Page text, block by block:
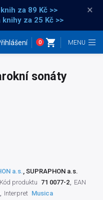
za 89 Kč >>
za 25 Kč >>
×
0
sonáty
a.s., SUPRAPHON a.s.
Kód produktu 71 0077-2
EAN
Interpret Musica